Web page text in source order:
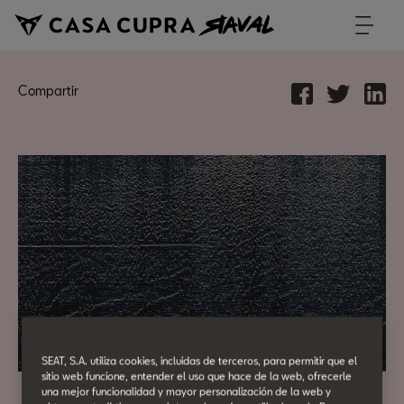
Compartir
SEAT, S.A. utiliza cookies, incluidas de terceros, para permitir que el
sitio web funcione, entender el uso que hace de la web, ofrecerle
una mejor funcionalidad y mayor personalización de la web y